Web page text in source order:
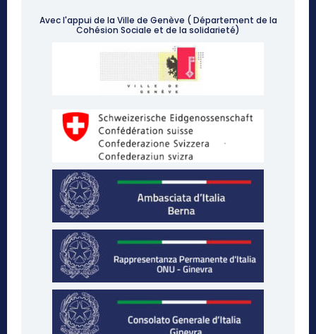
Avec l'appui de la Ville de Genève ( Département de la
Cohésion Sociale et de la solidarieté)